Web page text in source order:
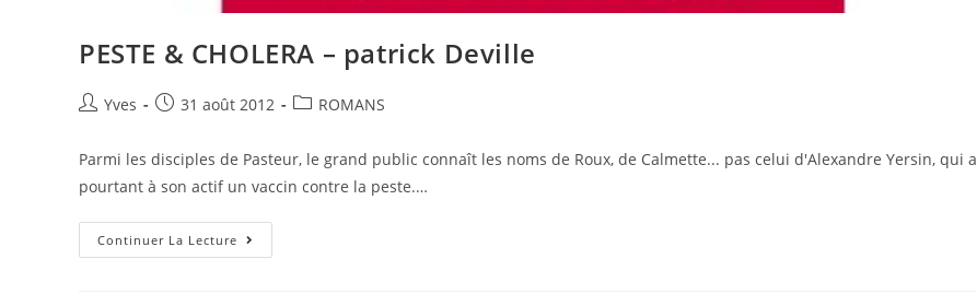
PESTE & CHOLERA – patrick Deville
Yves 31 août 2012 ROMANS
Parmi les disciples de Pasteur, le grand public connaît les noms de Roux, de Calmette... pas celui d'Alexandre Yersin, qui a
pourtant à son actif un vaccin contre la peste.…
Continuer La Lecture